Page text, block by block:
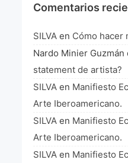
Comentarios
SILVA en Cómo hacer
Nardo Minier Guzmán
statement de artista?
SILVA en Manifiesto
Arte Iberoamericano.
SILVA en Manifiesto
Arte Iberoamericano.
SILVA en Manifiesto